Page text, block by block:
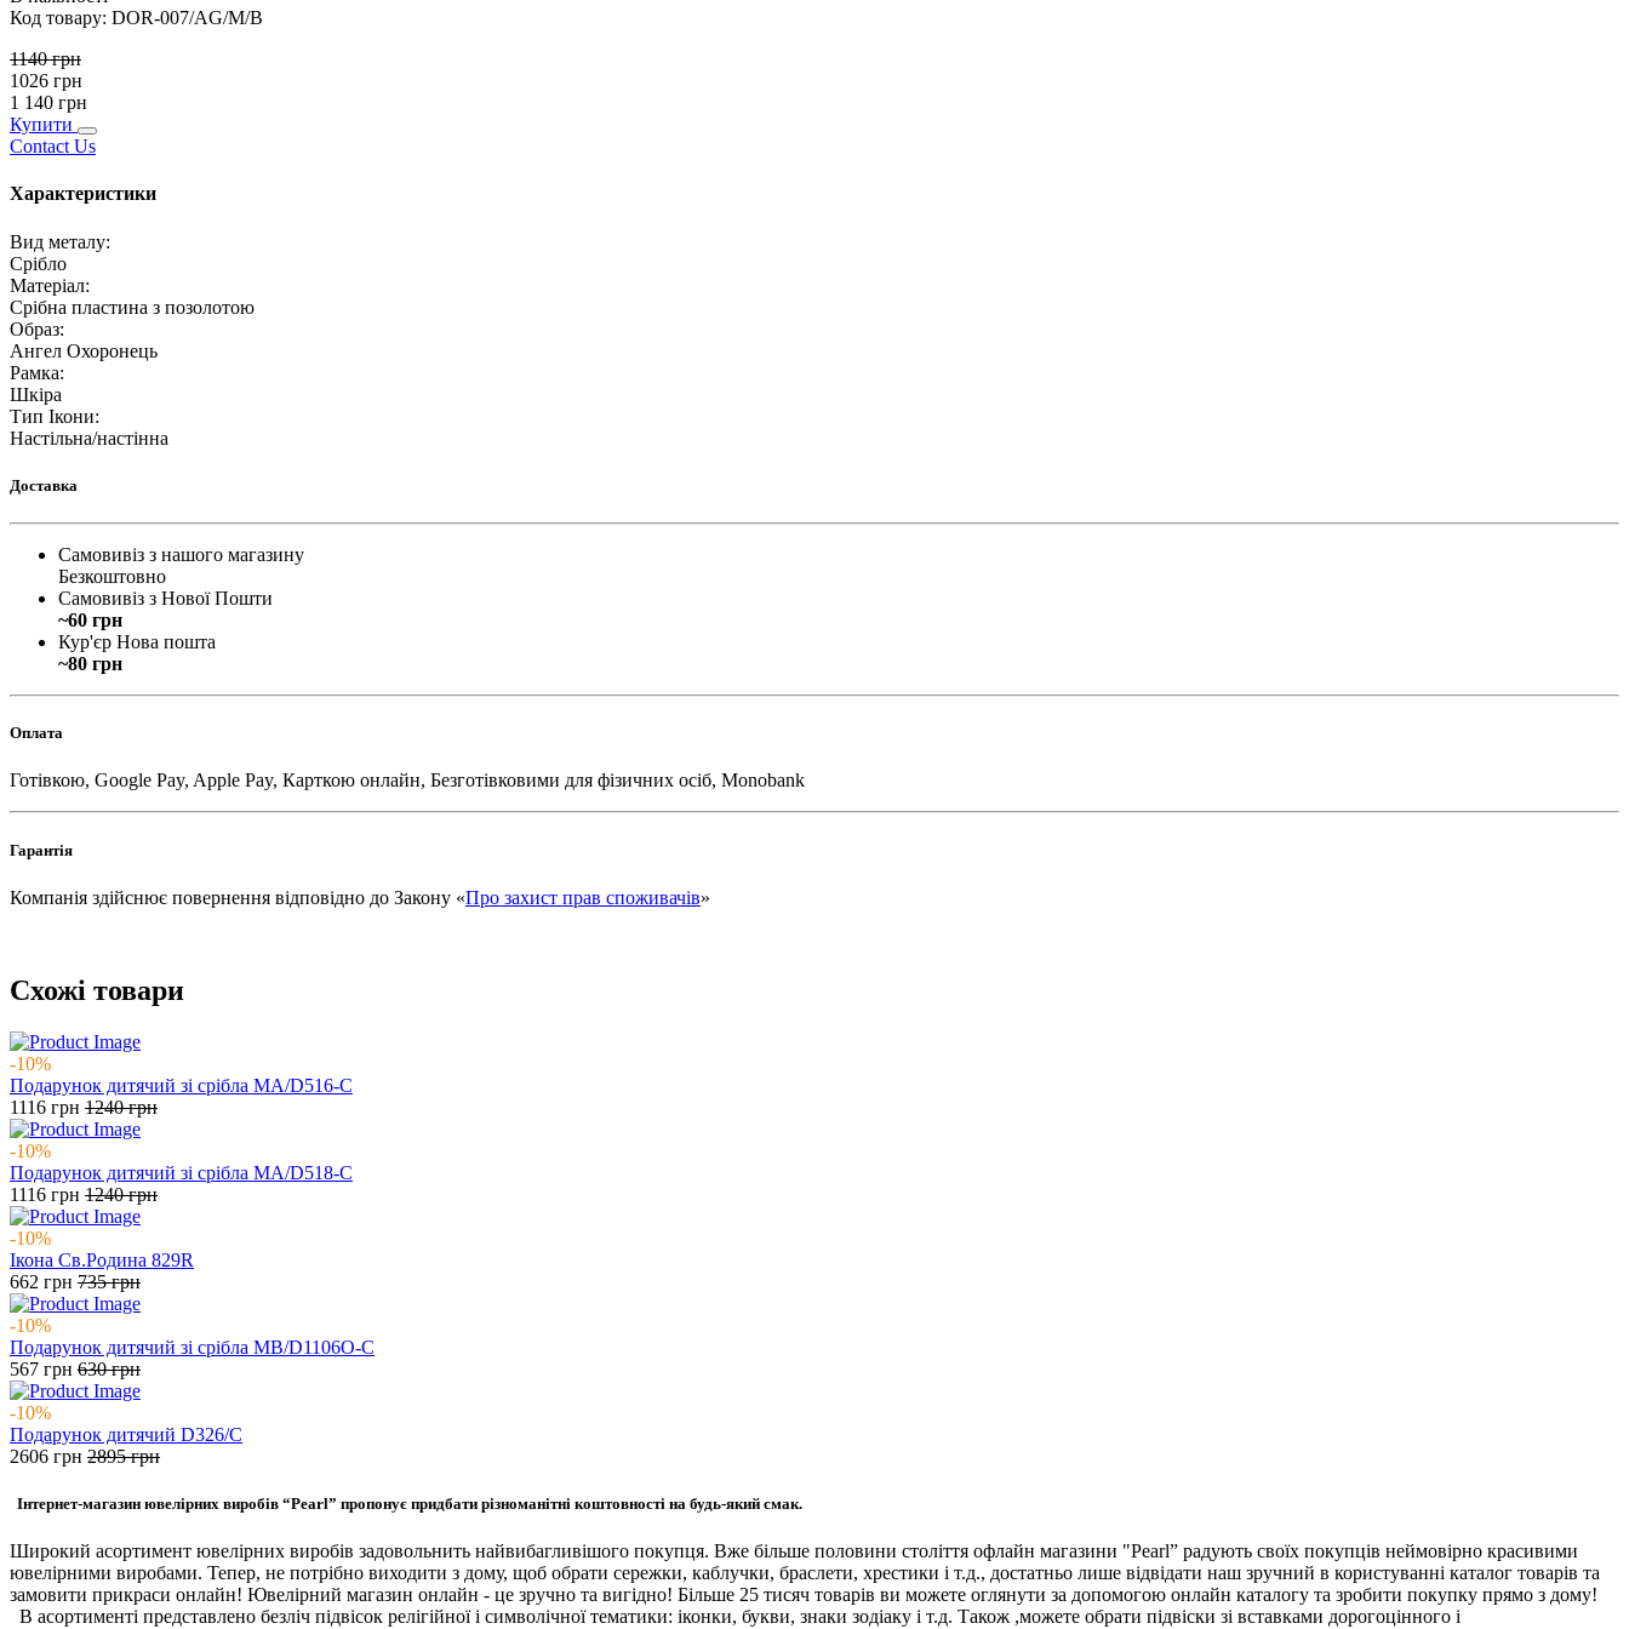
Код товару: DOR-007/AG/M/B
1140грн
1026 грн
1 140 грн
Купити
Contact Us
Характеристики
Вид металу:
Срібло
Матеріал:
Срібна пластина з позолотою
Образ:
Ангел Охоронець
Рамка:
Шкіра
Тип Ікони:
Настільна/настінна
Доставка
Самовивіз з нашого магазину
Безкоштовно
Самовивіз з Нової Пошти
~60 грн
Кур'єр Нова пошта
~80 грн
Оплата
Готівкою, Google Pay, Apple Pay, Карткою онлайн, Безготівковими для фізичних осіб, Monobank
Гарантія
Компанія здійснює повернення відповідно до Закону «Про захист прав споживачів»
Схожі товари
-10%
Подарунок дитячий зі срібла MA/D516-C
1116 грн 1240грн
-10%
Подарунок дитячий зі срібла MA/D518-C
1116 грн 1240грн
-10%
Ікона Св.Родина 829R
662 грн 735грн
-10%
Подарунок дитячий зі срібла MB/D1106O-C
567 грн 630грн
-10%
Подарунок дитячий D326/C
2606 грн 2895грн
Інтернет-магазин ювелірних виробів “Pearl” пропонує придбати різноманітні коштовності на будь-який смак.
Широкий асортимент ювелірних виробів задовольнить найвибагливішого покупця. Вже більше половини століття офлайн магазини "Pearl” радують своїх покупців неймовірно красивими
ювелірними виробами. Тепер, не потрібно виходити з дому, щоб обрати сережки, каблучки, браслети, хрестики і т.д., достатньо лише відвідати наш зручний в користуванні каталог товарів та
замовити прикраси онлайн! Ювелірний магазин онлайн - це зручно та вигідно! Більше 25 тисяч товарів ви можете оглянути за допомогою онлайн каталогу та зробити покупку прямо з дому!
В асортименті представлено безліч підвісок релігійної і символічної тематики: іконки, букви, знаки зодіаку і т.д. Також ,можете обрати підвіски зі вставками дорогоцінного і